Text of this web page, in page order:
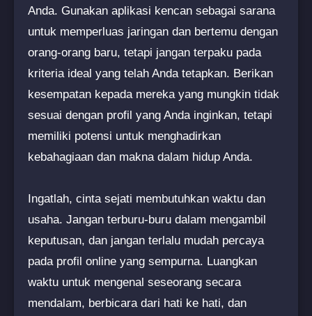
Anda. Gunakan aplikasi kencan sebagai sarana
untuk memperluas jaringan dan bertemu dengan
orang-orang baru, tetapi jangan terpaku pada
kriteria ideal yang telah Anda tetapkan. Berikan
kesempatan kepada mereka yang mungkin tidak
sesuai dengan profil yang Anda inginkan, tetapi
memiliki potensi untuk menghadirkan
kebahagiaan dan makna dalam hidup Anda.
Ingatlah, cinta sejati membutuhkan waktu dan
usaha. Jangan terburu-buru dalam mengambil
keputusan, dan jangan terlalu mudah percaya
pada profil online yang sempurna. Luangkan
waktu untuk mengenal seseorang secara
mendalam, berbicara dari hati ke hati, dan